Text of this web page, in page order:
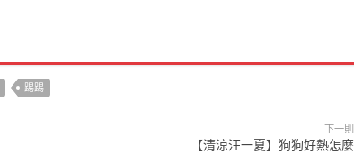
踢踢
下一則
【清涼汪一夏】狗狗好熱怎麼